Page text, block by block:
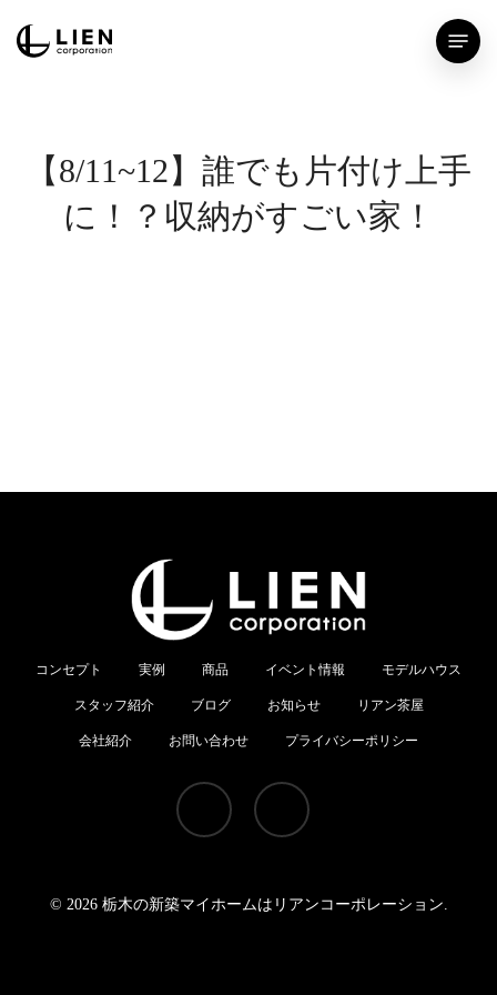
Menu
【8/11~12】誰でも片付け上手
に！？収納がすごい家！
コンセプト 実例 商品 イベント情報 モデルハウス
スタッフ紹介 ブログ お知らせ リアン茶屋
会社紹介 お問い合わせ プライバシーポリシー
youtube instagram
© 2026 栃木の新築マイホームはリアンコーポレーション.